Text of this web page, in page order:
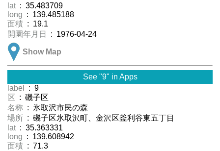
lat : 35.483709
long : 139.485188
面積 : 19.1
開園年月日
: 1976-04-24
Show Map
See "9" in Apps
label
: 9
区 : 磯子区
名称 : 氷取沢市民の森
場所 : 磯子区氷取沢町、金沢区釜利谷東五丁目
lat : 35.363331
long : 139.608942
面積 : 71.3